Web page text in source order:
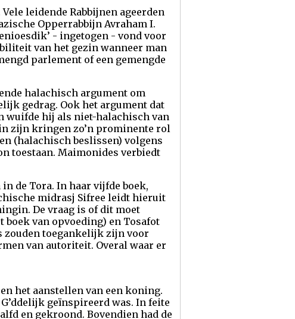
leidende Rabbijnen ageerden
Opperrabbijn Avraham I.
- ingetogen - vond voor
van het gezin wanneer man
parlement of een gemengde
halachisch argument om
gedrag. Ook het argument dat
wuifde hij als niet-halachisch van
zijn kringen zo’n prominente rol
(halachisch beslissen) volgens
toestaan. Maimonides verbiedt
de Tora. In haar vijfde boek,
midrasj Sifree leidt hieruit
De vraag is of dit moet
van opvoeding) en Tosafot
zouden toegankelijk zijn voor
van autoriteit. Overal waar er
het aanstellen van een koning.
geïnspireerd was. In feite
en gekroond. Bovendien had de